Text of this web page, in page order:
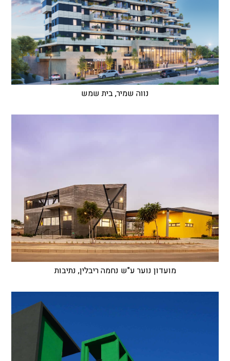
נווה שמיר, בית שמש
מועדון נוער ע"ש נחמה ריבלין, נתיבות